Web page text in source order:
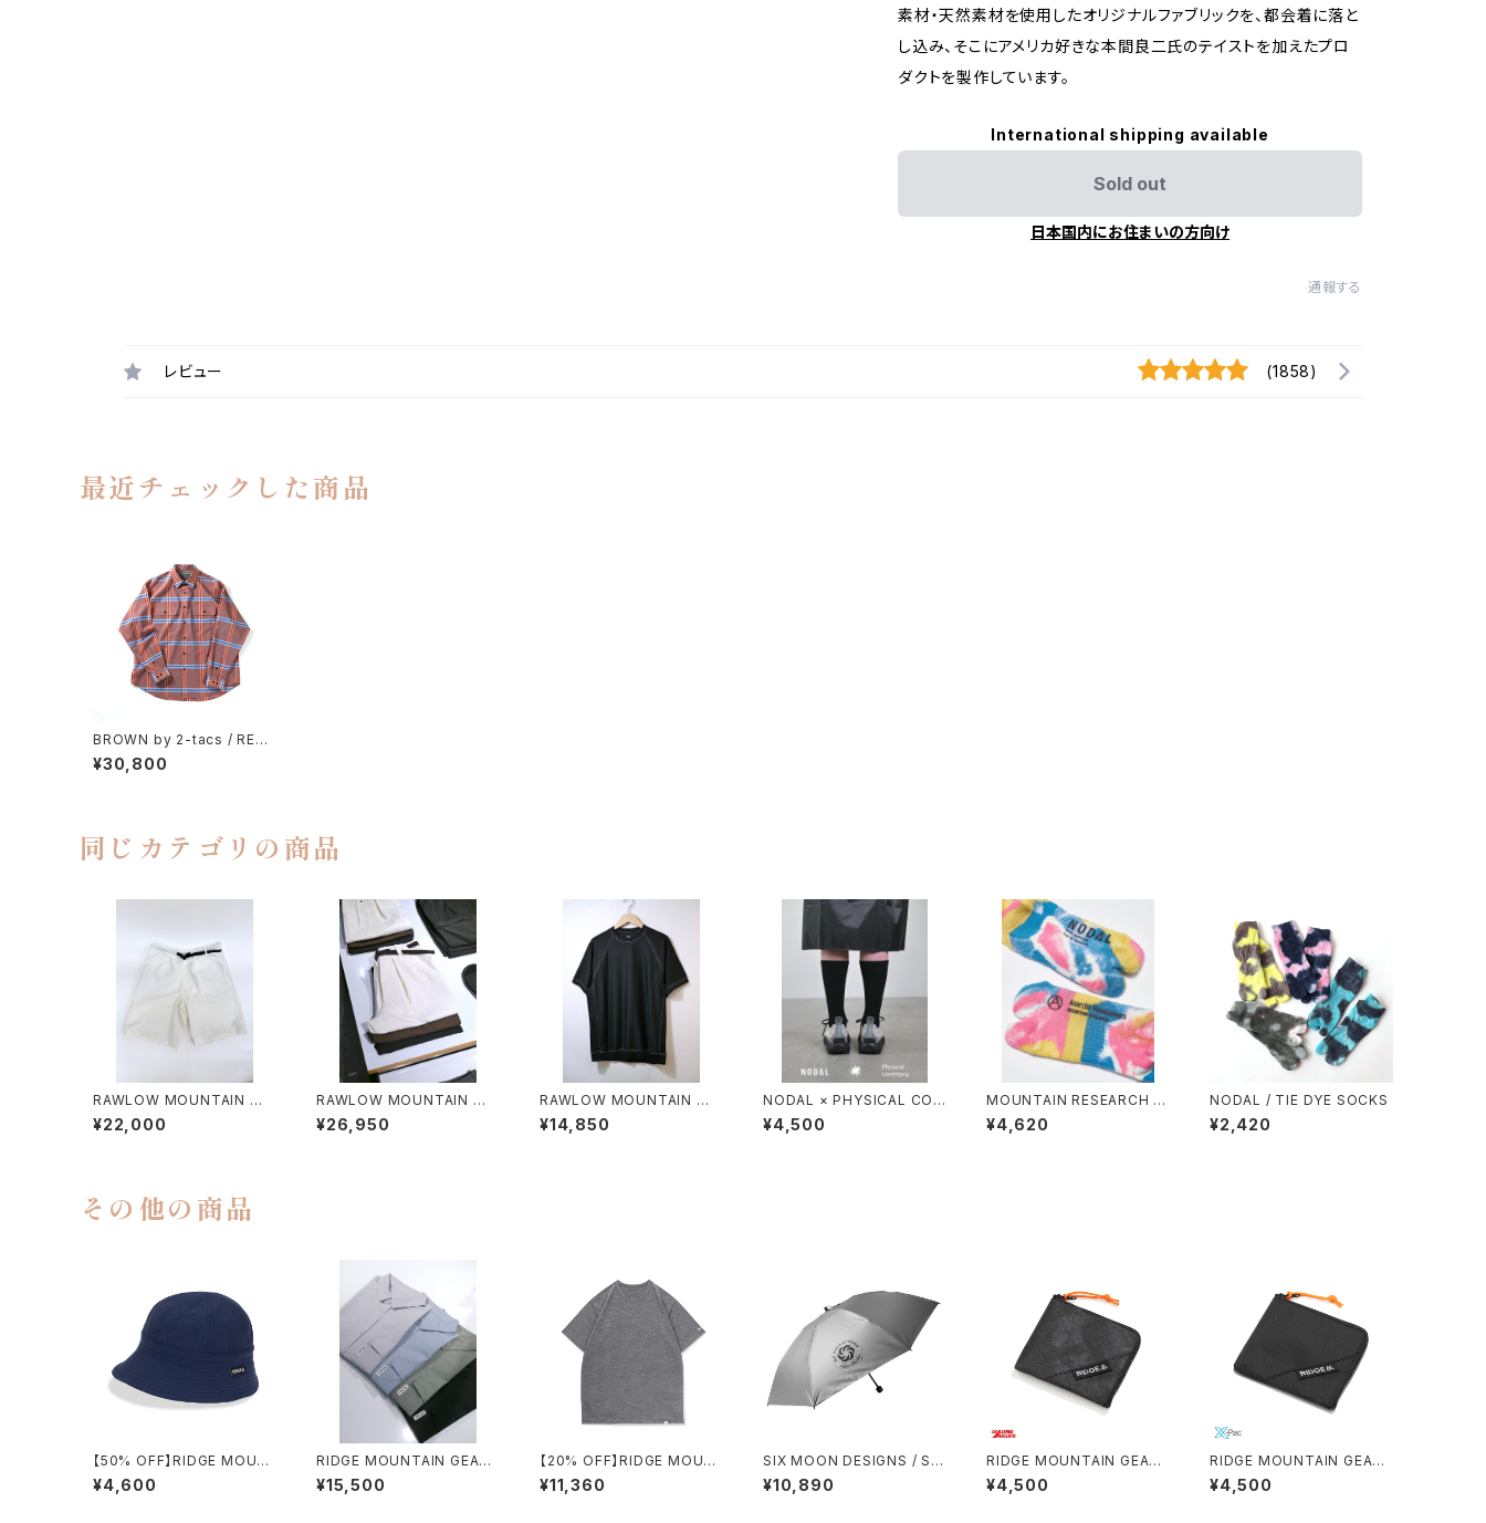
素材・天然素材を使用したオリジナルファブリックを、都会着に落と
し込み、そこにアメリカ好きな本間良二氏のテイストを加えたプロ
ダクトを製作しています。
International shipping available
Sold out
日本国内にお住まいの方向け
通報する
レビュー (1858)
最近チェックした商品
BROWN by 2-tacs / REG
ULAR COLLAR（BLUE & O
RANGE）
¥30,800
同じカテゴリの商品
RAWLOW MOUNTAIN WO
RKS / HIKER GURKHA PA
NTS
¥22,000
RAWLOW MOUNTAIN WO
RKS / HIKER BAKER PANT
S
¥26,950
RAWLOW MOUNTAIN WO
RKS / DAD LITE CREW
¥14,850
NODAL × PHYSICAL CON
TMPRY.
¥4,500
MOUNTAIN RESEARCH /
TIE DYE TABI
¥4,620
NODAL / TIE DYE SOCKS
¥2,420
その他の商品
【50% OFF】RIDGE MOUN
TAIN GEAR / ENOUGH HA
T
¥4,600
RIDGE MOUNTAIN GEAR /
BASIC SHORT SLEEVE S
HIRT（MEN）
¥15,500
【20% OFF】RIDGE MOUN
TAIN GEAR / MERINO BAS
IC TEE SHORT SLEEVE
¥11,360
SIX MOON DESIGNS / SIL
VER SHADOW MINI UMBR
ELLA
¥10,890
RIDGE MOUNTAIN GEAR /
R-ZIP WALLET（ULTRA）
¥4,500
RIDGE MOUNTAIN GEAR /
R-ZIP WALLET（X-PAC）
¥4,500